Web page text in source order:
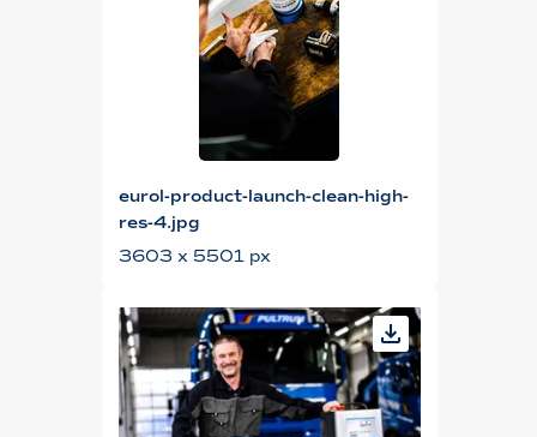
eurol-product-launch-clean-high-
res-4.jpg
3603 x 5501 px